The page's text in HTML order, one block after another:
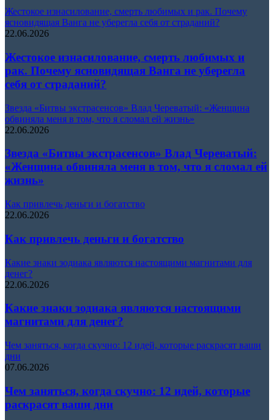
Жестокое изнасилование, смерть любимых и рак. Почему
ясновидящая Ванга не уберегла себя от страданий?
22.06.2026
Жестокое изнасилование, смерть любимых и
рак. Почему ясновидящая Ванга не уберегла
себя от страданий?
Звезда «Битвы экстрасенсов» Влад Череватый: «Женщина
обвиняла меня в том, что я сломал ей жизнь»
22.06.2026
Звезда «Битвы экстрасенсов» Влад Череватый:
«Женщина обвиняла меня в том, что я сломал ей
жизнь»
Как привлечь деньги и богатство
22.06.2026
Как привлечь деньги и богатство
Какие знаки зодиака являются настоящими магнитами для
денег?
22.06.2026
Какие знаки зодиака являются настоящими
магнитами для денег?
Чем заняться, когда скучно: 12 идей, которые раскрасят ваши
дни
07.06.2026
Чем заняться, когда скучно: 12 идей, которые
раскрасят ваши дни